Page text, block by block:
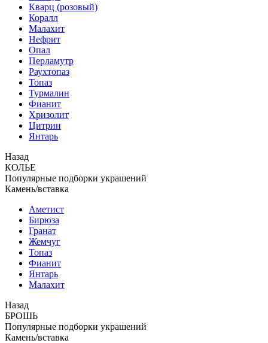
Кварц (розовый)
Коралл
Малахит
Нефрит
Опал
Перламутр
Раухтопаз
Топаз
Турмалин
Фианит
Хризолит
Цитрин
Янтарь
Назад
КОЛЬЕ
Популярные подборки украшений
Камень/вставка
Аметист
Бирюза
Гранат
Жемчуг
Топаз
Фианит
Янтарь
Малахит
Назад
БРОШЬ
Популярные подборки украшений
Камень/вставка